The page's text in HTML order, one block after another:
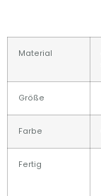
Material
Größe
Farbe
Fertig